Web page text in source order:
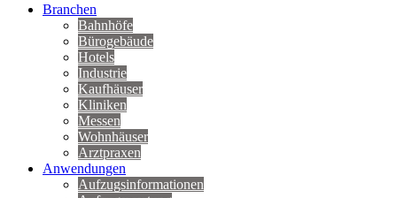
Branchen
Bahnhöfe
Bürogebäude
Hotels
Industrie
Kaufhäuser
Kliniken
Messen
Wohnhäuser
Arztpraxen
Anwendungen
Aufzugsinformationen